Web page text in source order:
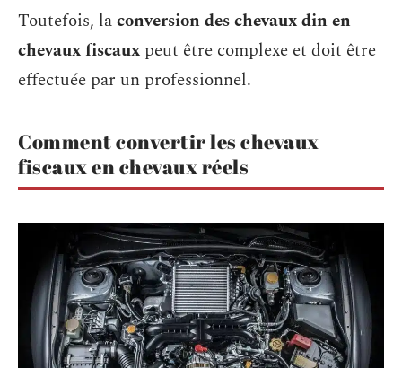
Toutefois, laconversion des chevaux din en
chevaux fiscaux peut être complexe et doit être
effectuée par un professionnel.
Comment convertir les chevaux
fiscaux en chevaux réels